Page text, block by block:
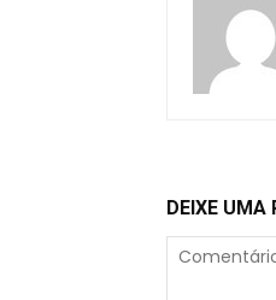
DEIXE UMA